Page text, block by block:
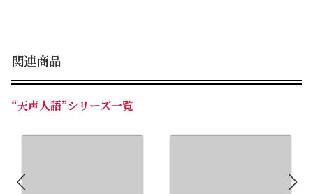
関連商品
“天声人語”シリーズ一覧